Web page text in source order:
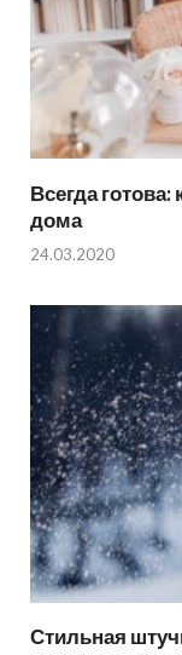
Всегда
дома
24.03.2020
Стильная